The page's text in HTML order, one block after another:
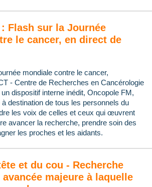
Flash sur la Journée
le cancer, en direct de
mondiale contre le cancer,
- Centre de Recherches en Cancérologie
dispositif interne inédit, Oncopole FM,
destination de tous les personnels du
les voix de celles et ceux qui œuvrent
avancer la recherche, prendre soin des
les proches et les aidants.
et du cou - Recherche
majeure à laquelle